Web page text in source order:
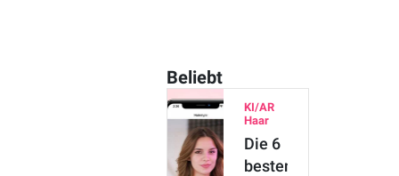
Beliebt
KI/AR
Haar
Die 6
besten